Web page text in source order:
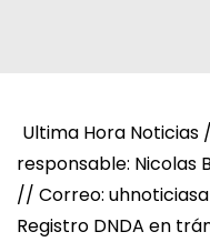
Ultima Hora
responsable: Nicolas
// Correo:
Registro DNDA en